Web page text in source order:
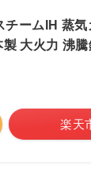
チームIH 蒸
製 大火力 沸
楽天